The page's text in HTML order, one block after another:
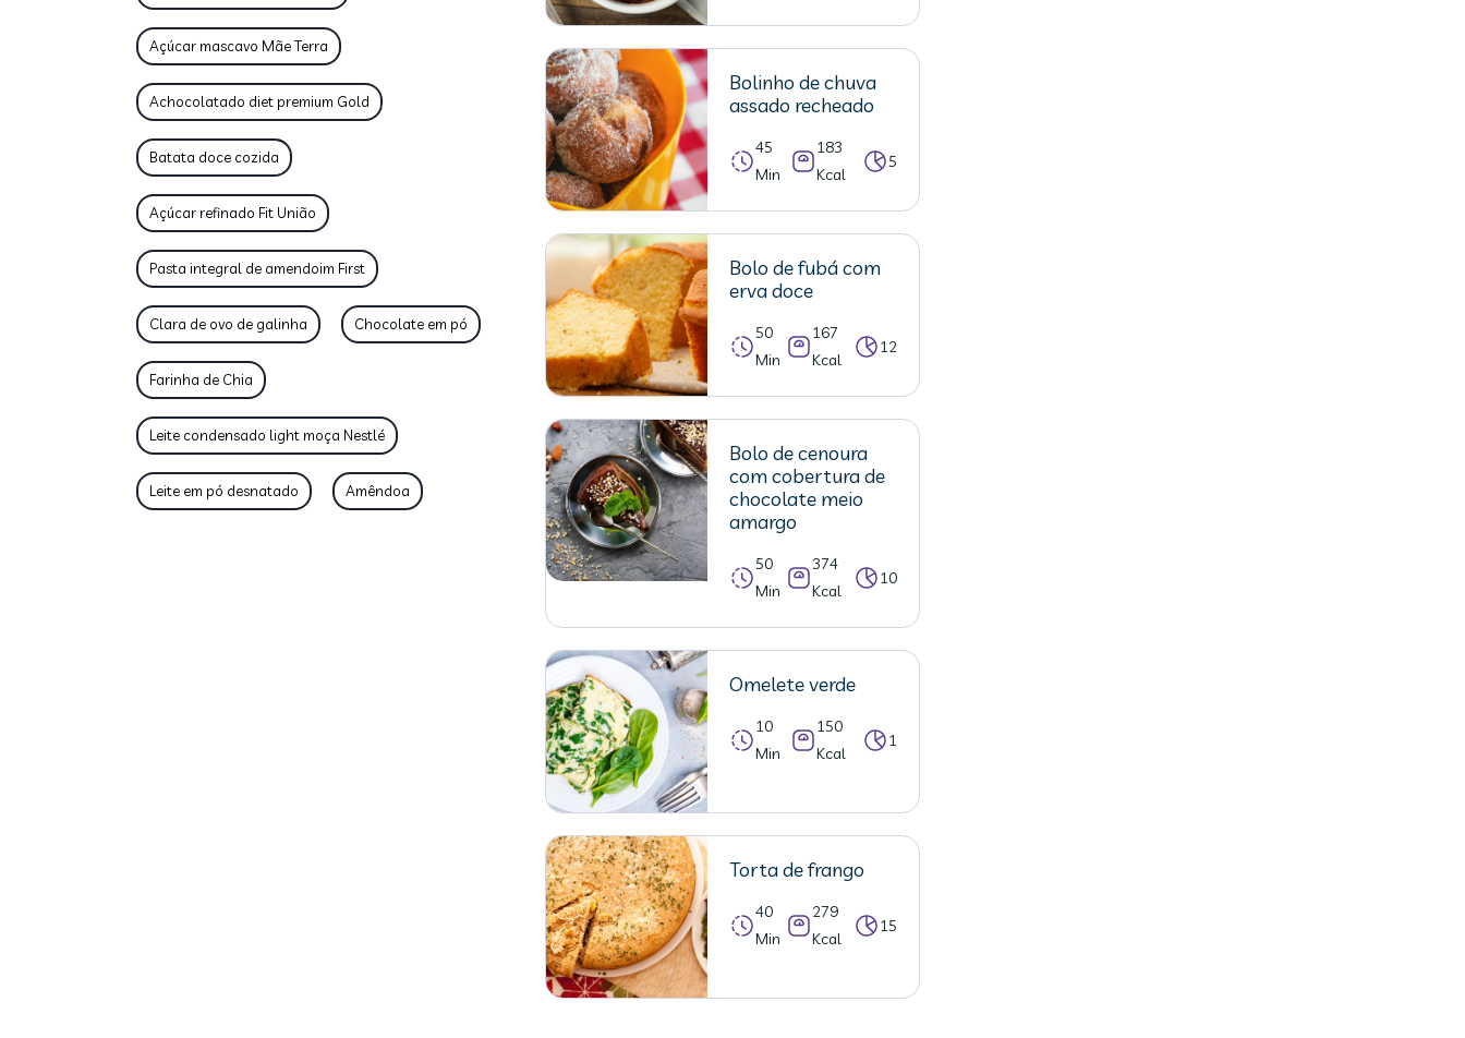
Açúcar mascavo Mãe Terra
Achocolatado diet premium Gold
Batata doce cozida
Açúcar refinado Fit União
Pasta integral de amendoim First
Clara de ovo de galinha Chocolate em pó
Farinha de Chia
Leite condensado light moça Nestlé
Leite em pó desnatado Amêndoa
Bolinho de chuva
assado recheado
45
Min
183
Kcal
5
Bolo de fubá com
erva doce
50
Min
167
Kcal
12
Bolo de cenoura
com cobertura de
chocolate meio
amargo
50
Min
374
Kcal
10
Omelete verde
10
Min
150
Kcal
1
Torta de frango
40
Min
279
Kcal
15